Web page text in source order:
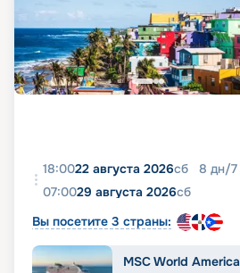
18:0022 августа 2026сб 8 дн/7
07:0029 августа 2026сб
Вы посетите 3 страны:
MSC World America